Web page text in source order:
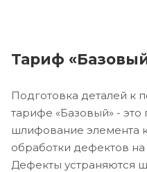
Тариф
Подготовка деталей к
тарифе «Базовый» - это
шлифование элемента
обработки дефектов
Дефекты устраняются